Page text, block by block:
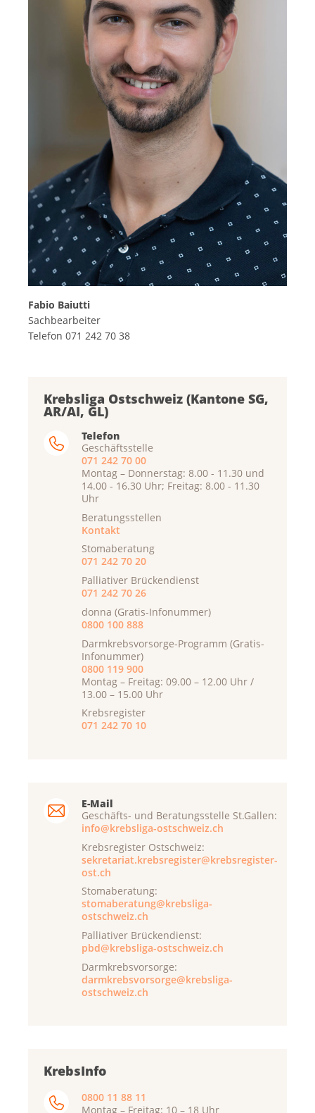
Fabio Baiutti
Sachbearbeiter
Telefon 071 242 70 38
Krebsliga Ostschweiz (Kantone SG,
AR/AI, GL)
Telefon
Geschäftsstelle
071 242 70 00
Montag – Donnerstag: 8.00 - 11.30 und
14.00 - 16.30 Uhr; Freitag: 8.00 - 11.30
Uhr
Beratungsstellen
Kontakt
Stomaberatung
071 242 70 20
Palliativer Brückendienst
071 242 70 26
donna (Gratis-Infonummer)
0800 100 888
Darmkrebsvorsorge-Programm (Gratis-
Infonummer)
0800 119 900
Montag – Freitag: 09.00 – 12.00 Uhr /
13.00 – 15.00 Uhr
Krebsregister
071 242 70 10
E-Mail
Geschäfts- und Beratungsstelle St.Gallen:
info@krebsliga-ostschweiz.ch
Krebsregister Ostschweiz:
sekretariat.krebsregister@krebsregister-
ost.ch
Stomaberatung:
stomaberatung@krebsliga-
ostschweiz.ch
Palliativer Brückendienst:
pbd@krebsliga-ostschweiz.ch
Darmkrebsvorsorge:
darmkrebsvorsorge@krebsliga-
ostschweiz.ch
KrebsInfo
0800 11 88 11
Montag – Freitag: 10 – 18 Uhr